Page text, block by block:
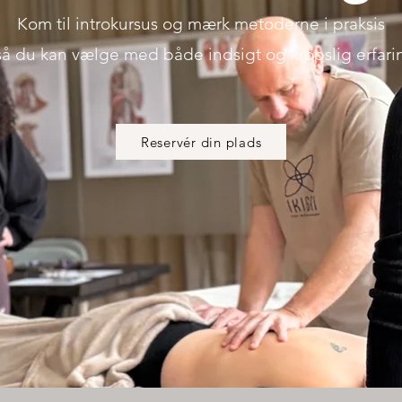
Kom til introkursus og mærk metoderne i praksis
du kan vælge med både indsigt og kropslig
Reservér din plads